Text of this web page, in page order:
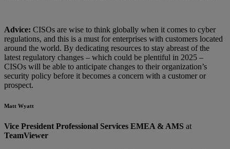
Advice: CISOs are wise to think globally when it comes to cyber
regulations, and this is a must for enterprises with customers located
around the world. By dedicating resources to stay abreast of the
latest regulatory changes – which could be plentiful in 2025 –
CISOs will be able to anticipate changes to their organization’s
security policy before it becomes a concern with a customer or
prospect.
Matt Wyatt
Vice President Professional Services EMEA & AMS at
TeamViewer